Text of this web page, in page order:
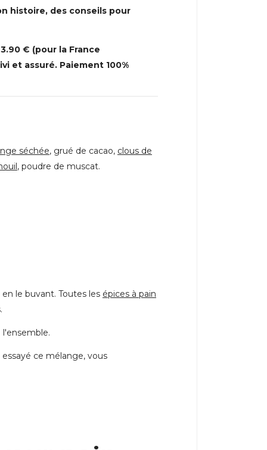
histoire, des conseils pour
€ (pour la France
et assuré. Paiement 100%
séchée, grué de cacao, clous de
, poudre de muscat.
en le buvant. Toutes les épices à pain
ce mélange, vous